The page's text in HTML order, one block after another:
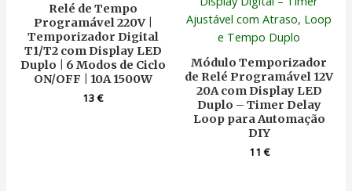
Relé de Tempo
Programável 220V |
Temporizador Digital
T1/T2 com Display LED
Duplo | 6 Modos de Ciclo
ON/OFF | 10A 1500W
13€
Módulo Temporizador
de Relé Programável 12V
20A com Display LED
Duplo – Timer Delay
Loop para Automação
DIY
11€